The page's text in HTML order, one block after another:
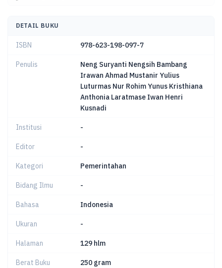
DETAIL BUKU
ISBN 978-623-198-097-7
Penulis
Neng Suryanti Nengsih Bambang
Irawan Ahmad Mustanir Yulius
Luturmas Nur Rohim Yunus Kristhiana
Anthonia Laratmase Iwan Henri
Kusnadi
Institusi -
Editor -
Kategori Pemerintahan
Bidang Ilmu -
Bahasa Indonesia
Ukuran -
Halaman 129 hlm
Berat Buku 250 gram